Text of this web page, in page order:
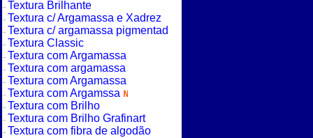
Textura Brilhante
Textura c/ Argamassa e Xadrez
Textura c/ argamassa pigmentad
Textura Classic
Textura com Argamassa
Textura com argamassa
Textura com Argamassa
Textura com Argamssa
Textura com Brilho
Textura com Brilho Grafinart
Textura com fibra de algodão